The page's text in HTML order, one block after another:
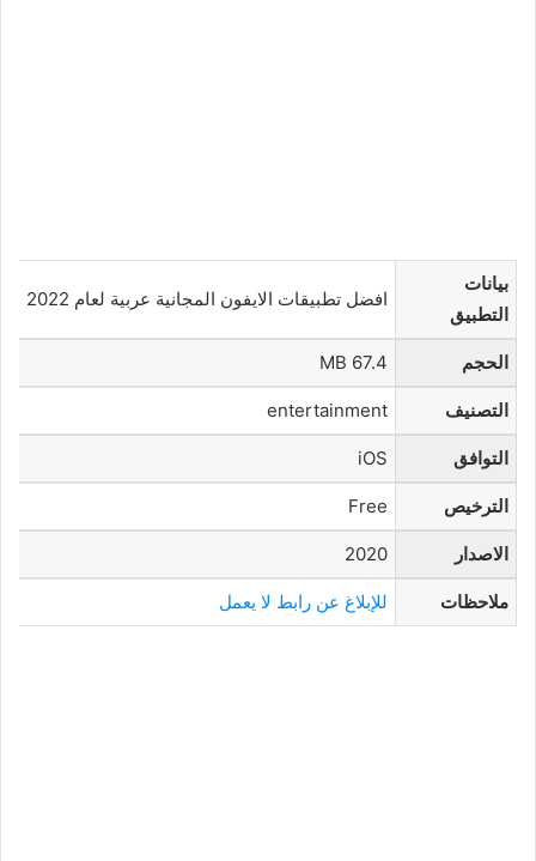
بيانات
التطبيق
افضل تطبيقات الايفون المجانية عربية لعام 2022
الحجم 67.4 MB
التصنيف entertainment
التوافق iOS
الترخيص Free
الاصدار 2020
ملاحظات للإبلاغ عن رابط لا يعمل